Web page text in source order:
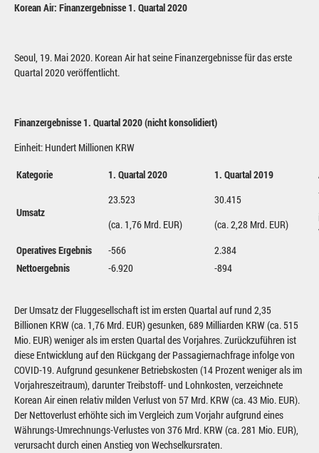
Korean Air: Finanzergebnisse 1. Quartal 2020
Seoul, 19. Mai 2020. Korean Air hat seine Finanzergebnisse für das erste
Quartal 2020 veröffentlicht.
Finanzergebnisse 1. Quartal 2020 (nicht konsolidiert)
Einheit: Hundert Millionen KRW
Kategorie
1. Quartal 2020 1. Quartal 2019
Umsatz
23.523
(ca. 1,76 Mrd. EUR)
30.415
(ca. 2,28 Mrd. EUR)
Operatives Ergebnis
-566
2.384
Nettoergebnis
-6.920 -894
Der Umsatz der Fluggesellschaft ist im ersten Quartal auf rund 2,35
Billionen KRW (ca. 1,76 Mrd. EUR) gesunken, 689 Milliarden KRW (ca. 515
Mio. EUR) weniger als im ersten Quartal des Vorjahres. Zurückzuführen ist
diese Entwicklung auf den Rückgang der Passagiernachfrage infolge von
COVID-19. Aufgrund gesunkener Betriebskosten (14 Prozent weniger als im
Vorjahreszeitraum), darunter Treibstoff- und Lohnkosten, verzeichnete
Korean Air einen relativ milden Verlust von 57 Mrd. KRW (ca. 43 Mio. EUR).
Der Nettoverlust erhöhte sich im Vergleich zum Vorjahr aufgrund eines
Währungs-Umrechnungs-Verlustes von 376 Mrd. KRW (ca. 281 Mio. EUR),
verursacht durch einen Anstieg von Wechselkursraten.